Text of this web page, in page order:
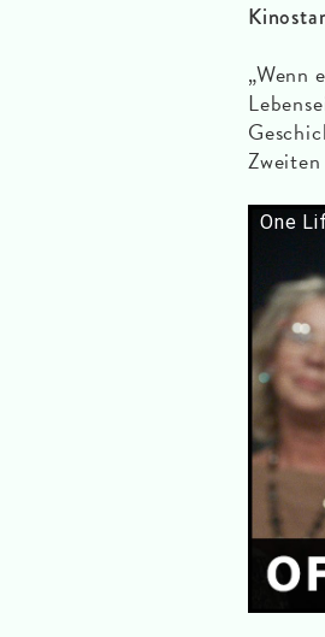
„Wenn
One